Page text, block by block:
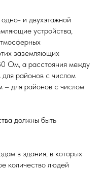
и двухэтажной
устройства,
заземляющих
Ом, а расстояния между
районов с числом
– для районов с числом
должны быть
в здания, в которых
количество людей